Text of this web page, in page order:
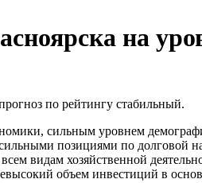
на
по рейтингу стабильный.
сильным уровнем
позициями по долговой
видам хозяйственной
объем инвестиций в